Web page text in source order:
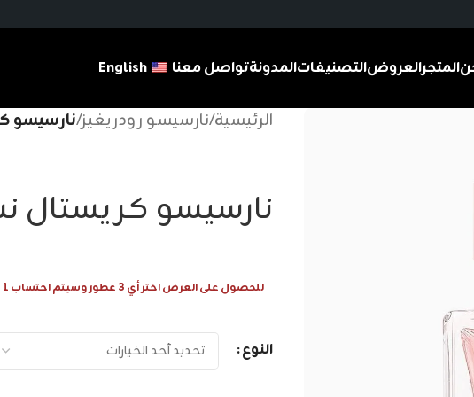
المتجرالعروضالتصنيفاتالمدونةتواصل معنا English
الرئيسية/نارسيسو رودريغيز/نارسيسو
نارسيسو كريستال
للحصول على العرض اختر أي 3 عطور وسيتم احتساب 1 عطر مجانا
النوع